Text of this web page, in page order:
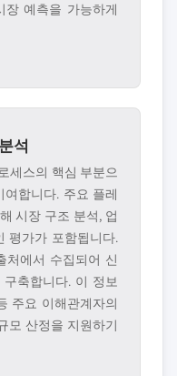
예측을 가능하게
석
세스의 핵심 부분으
여합니다. 주요 플레
시장 구조 분석, 업
평가가 포함됩니다.
처에서 수집되어 신
축합니다. 이 정보
주요 이해관계자의
모 산정을 지원하기